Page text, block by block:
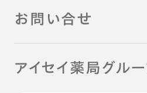
お問い合せ
アイセイ薬局グル